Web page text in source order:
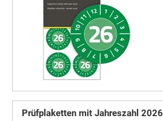
Prüfplaketten mit Jahreszahl 2026